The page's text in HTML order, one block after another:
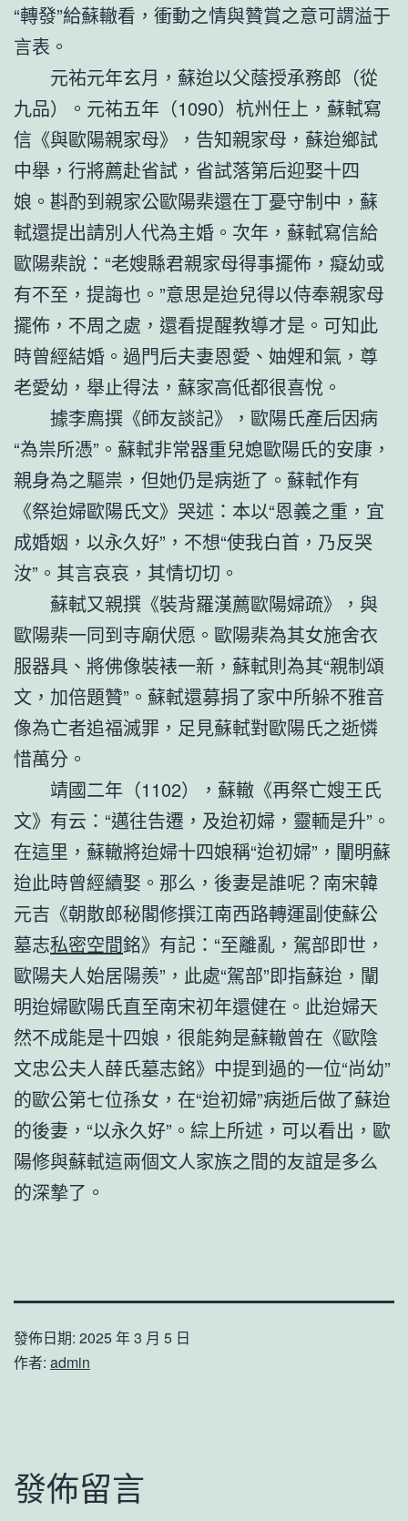
“轉發”給蘇轍看，衝動之情與贊賞之意可謂溢于
言表。
元祐元年玄月，蘇迨以父蔭授承務郎（從
九品）。元祐五年（1090）杭州任上，蘇軾寫
信《與歐陽親家母》，告知親家母，蘇迨鄉試
中舉，行將薦赴省試，省試落第后迎娶十四
娘。斟酌到親家公歐陽棐還在丁憂守制中，蘇
軾還提出請別人代為主婚。次年，蘇軾寫信給
歐陽棐說：“老嫂縣君親家母得事擺佈，癡幼或
有不至，提誨也。”意思是迨兒得以侍奉親家母
擺佈，不周之處，還看提醒教導才是。可知此
時曾經結婚。過門后夫妻恩愛、妯娌和氣，尊
老愛幼，舉止得法，蘇家高低都很喜悅。
據李廌撰《師友談記》，歐陽氏產后因病
“為祟所憑”。蘇軾非常器重兒媳歐陽氏的安康，
親身為之驅祟，但她仍是病逝了。蘇軾作有
《祭迨婦歐陽氏文》哭述：本以“恩義之重，宜
成婚姻，以永久好”，不想“使我白首，乃反哭
汝”。其言哀哀，其情切切。
蘇軾又親撰《裝背羅漢薦歐陽婦疏》，與
歐陽棐一同到寺廟伏愿。歐陽棐為其女施舍衣
服器具、將佛像裝裱一新，蘇軾則為其“親制頌
文，加倍題贊”。蘇軾還募捐了家中所躲不雅音
像為亡者追福滅罪，足見蘇軾對歐陽氏之逝憐
惜萬分。
靖國二年（1102），蘇轍《再祭亡嫂王氏
文》有云：“邁往告遷，及迨初婦，靈輀是升”。
在這里，蘇轍將迨婦十四娘稱“迨初婦”，闡明蘇
迨此時曾經續娶。那么，後妻是誰呢？南宋韓
元吉《朝散郎秘閣修撰江南西路轉運副使蘇公
墓志私密空間銘》有記：“至離亂，駕部即世，
歐陽夫人始居陽羨”，此處“駕部”即指蘇迨，闡
明迨婦歐陽氏直至南宋初年還健在。此迨婦天
然不成能是十四娘，很能夠是蘇轍曾在《歐陰
文忠公夫人薛氏墓志銘》中提到過的一位“尚幼”
的歐公第七位孫女，在“迨初婦”病逝后做了蘇迨
的後妻，“以永久好”。綜上所述，可以看出，歐
陽修與蘇軾這兩個文人家族之間的友誼是多么
的深摯了。
發佈日期: 2025 年 3 月 5 日
作者: admin
發佈留言